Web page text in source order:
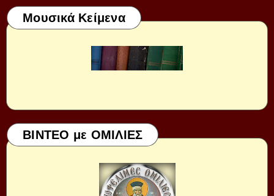
Μουσικά Κείμενα
ΒΙΝΤΕΟ με ΟΜΙΛΙΕΣ